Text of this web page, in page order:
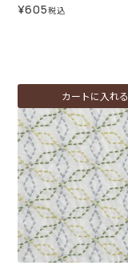
¥605税込
カートに入れる